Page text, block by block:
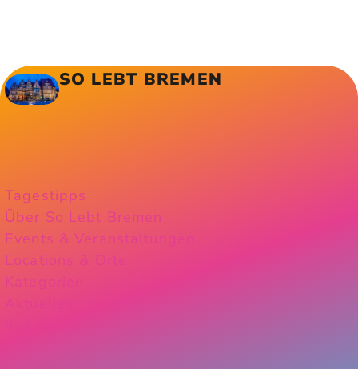
SO LEBT BREMEN
Tagestipps
Über So Lebt Bremen
Events & Veranstaltungen
Locations & Orte
Kategorien